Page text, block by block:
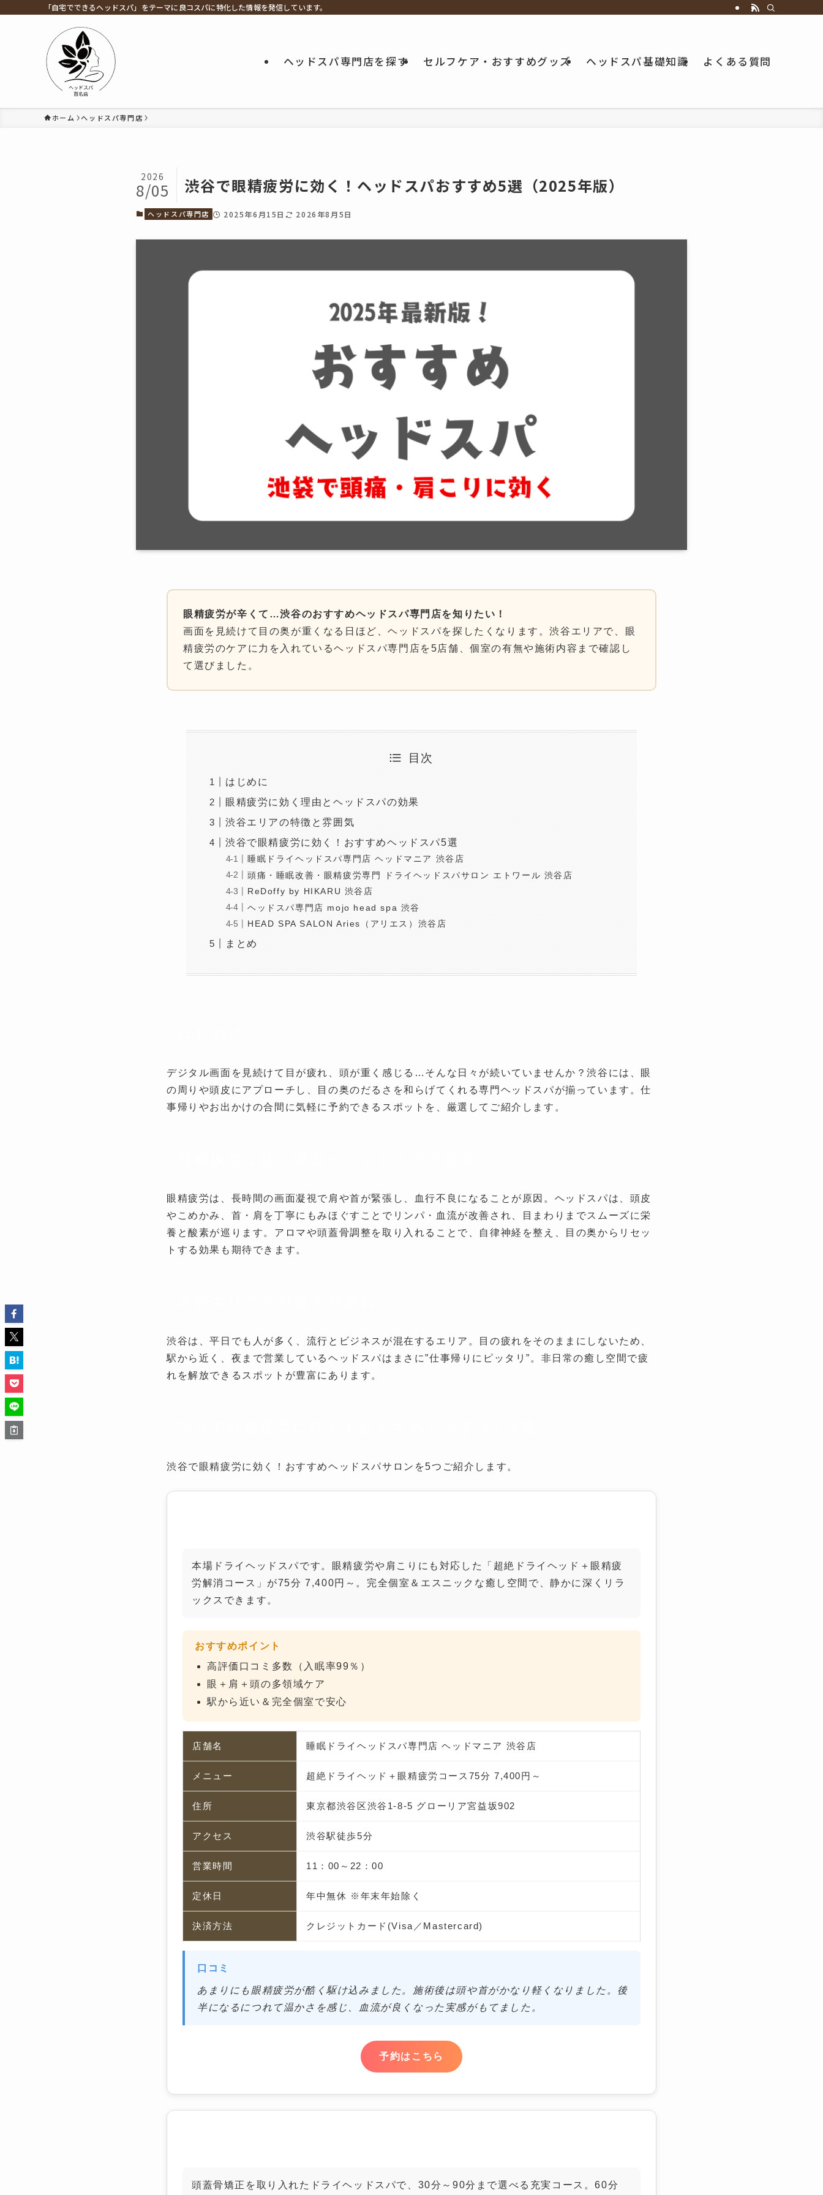
「自宅でできるヘッドスパ」をテーマに良コスパに特化した情報を発信しています。
ヘッドスパ専門店を探す セルフケア・おすすめグッズ ヘッドスパ基礎知識 よくある質問
ホーム ヘッドスパ専門店
渋谷で眼精疲労に効く！ヘッドスパおすすめ5選（2025年版）
2026
8/05
ヘッドスパ専門店 2025年6月15日 2026年8月5日
眼精疲労が辛くて…渋谷のおすすめヘッドスパ専門店を知りたい！
画面を見続けて目の奥が重くなる日ほど、ヘッドスパを探したくなります。渋谷エリアで、眼
精疲労のケアに力を入れているヘッドスパ専門店を5店舗、個室の有無や施術内容まで確認し
て選びました。
目次
はじめに
眼精疲労に効く理由とヘッドスパの効果
渋谷エリアの特徴と雰囲気
渋谷で眼精疲労に効く！おすすめヘッドスパ5選
睡眠ドライヘッドスパ専門店 ヘッドマニア 渋谷店
頭痛・睡眠改善・眼精疲労専門 ドライヘッドスパサロン エトワール 渋谷店
ReDoffy by HIKARU 渋谷店
ヘッドスパ専門店 mojo head spa 渋谷
HEAD SPA SALON Aries（アリエス）渋谷店
まとめ
デジタル画面を見続けて目が疲れ、頭が重く感じる…そんな日々が続いていませんか？渋谷には、眼
の周りや頭皮にアプローチし、目の奥のだるさを和らげてくれる専門ヘッドスパが揃っています。仕
事帰りやお出かけの合間に気軽に予約できるスポットを、厳選してご紹介します。
眼精疲労は、長時間の画面凝視で肩や首が緊張し、血行不良になることが原因。ヘッドスパは、頭皮
やこめかみ、首・肩を丁寧にもみほぐすことでリンパ・血流が改善され、目まわりまでスムーズに栄
養と酸素が巡ります。アロマや頭蓋骨調整を取り入れることで、自律神経を整え、目の奥からリセッ
トする効果も期待できます。
渋谷は、平日でも人が多く、流行とビジネスが混在するエリア。目の疲れをそのままにしないため、
駅から近く、夜まで営業しているヘッドスパはまさに”仕事帰りにピッタリ”。非日常の癒し空間で疲
れを解放できるスポットが豊富にあります。
渋谷で眼精疲労に効く！おすすめヘッドスパサロンを5つご紹介します。
本場ドライヘッドスパです。眼精疲労や肩こりにも対応した「超絶ドライヘッド＋眼精疲
労解消コース」が75分 7,400円～。完全個室＆エスニックな癒し空間で、静かに深くリラ
ックスできます。
おすすめポイント
高評価口コミ多数（入眠率99％）
眼＋肩＋頭の多領域ケア
駅から近い＆完全個室で安心
店舗名 睡眠ドライヘッドスパ専門店 ヘッドマニア 渋谷店
メニュー 超絶ドライヘッド＋眼精疲労コース75分 7,400円～
住所 東京都渋谷区渋谷1-8-5 グローリア宮益坂902
アクセス 渋谷駅徒歩5分
営業時間 11：00～22：00
定休日 年中無休 ※年末年始除く
決済方法 クレジットカード(Visa／Mastercard)
あまりにも眼精疲労が酷く駆け込みました。施術後は頭や首がかなり軽くなりました。後
半になるにつれて温かさを感じ、血流が良くなった実感がもてました。
予約はこちら
頭蓋骨矯正を取り入れたドライヘッドスパで、30分～90分まで選べる充実コース。60分